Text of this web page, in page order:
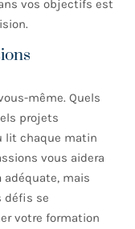
vos objectifs est
même. Quels
projets
lit chaque matin
vous aidera
adéquate, mais
défis se
votre formation